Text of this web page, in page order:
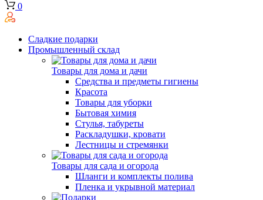
0
Сладкие подарки
Промышленный склад
Товары для дома и дачи
Средства и предметы гигиены
Красота
Товары для уборки
Бытовая химия
Стулья, табуреты
Раскладушки, кровати
Лестницы и стремянки
Товары для сада и огорода
Шланги и комплекты полива
Пленка и укрывной материал